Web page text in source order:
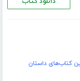
کتاب‌های داستان